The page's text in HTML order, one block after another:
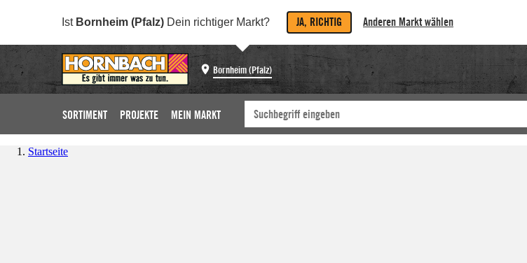
Ist Bornheim (Pfalz) Dein richtiger Markt? JA, RICHTIG Anderen Markt wählen
Bornheim (Pfalz)
SORTIMENT PROJEKTE MEIN MARKT
Startseite